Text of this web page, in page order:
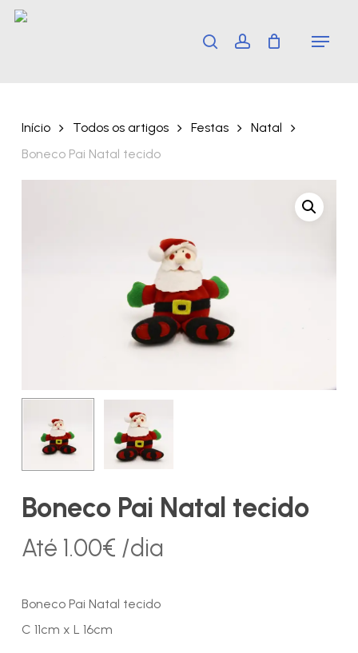
Skip
search account Menu
Início Todos os artigos Festas
Natal
Boneco Pai Natal tecido
Boneco Pai Natal tecido
Até 1.00€ /dia
Boneco Pai Natal tecido
C 11cm x L 16cm